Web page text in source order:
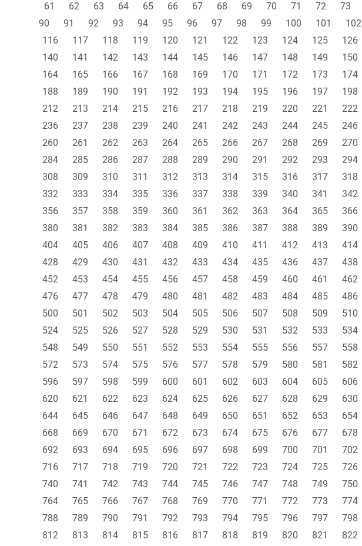
61
62 63 64 65 66 67 68 69 70 71 72 73
90
91 92 93 94 95 96 97 98 99 100 101 102
116
117 118 119 120 121 122 123 124 125 126
140
141 142 143 144 145 146 147 148 149 150
164
165 166 167 168 169 170 171 172 173 174
188
189 190 191 192 193 194 195 196 197 198
212
213 214 215 216 217 218 219 220 221 222
236
237 238 239 240 241 242 243 244 245 246
260
261 262 263 264 265 266 267 268 269 270
284
285 286 287 288 289 290 291 292 293 294
308
309 310 311 312 313 314 315 316 317 318
332
333 334 335 336 337 338 339 340 341 342
356
357 358 359 360 361 362 363 364 365 366
380
381 382 383 384 385 386 387 388 389 390
404
405 406 407 408 409 410 411 412 413 414
428
429 430 431 432 433 434 435 436 437 438
452
453 454 455 456 457 458 459 460 461 462
476
477 478 479 480 481 482 483 484 485 486
500
501 502 503 504 505 506 507 508 509 510
524
525 526 527 528 529 530 531 532 533 534
548
549 550 551 552 553 554 555 556 557 558
572
573 574 575 576 577 578 579 580 581 582
596
597 598 599 600 601 602 603 604 605 606
620
621 622 623 624 625 626 627 628 629 630
644
645 646 647 648 649 650 651 652 653 654
668
669 670 671 672 673 674 675 676 677 678
692
693 694 695 696 697 698 699 700 701 702
716
717 718 719 720 721 722 723 724 725 726
740
741 742 743 744 745 746 747 748 749 750
764
765 766 767 768 769 770 771 772 773 774
788
789 790 791 792 793 794 795 796 797 798
812
813 814 815 816 817 818 819 820 821 822